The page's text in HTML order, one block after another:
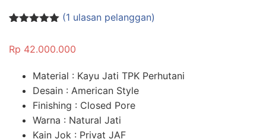
berdasarka
(1 ulasan pelanggan)
Rp 42.000.000
Material : Kayu Jati TPK Perhutani
Desain : American Style
Finishing : Closed Pore
Warna : Natural Jati
Kain Jok : Privat JAF